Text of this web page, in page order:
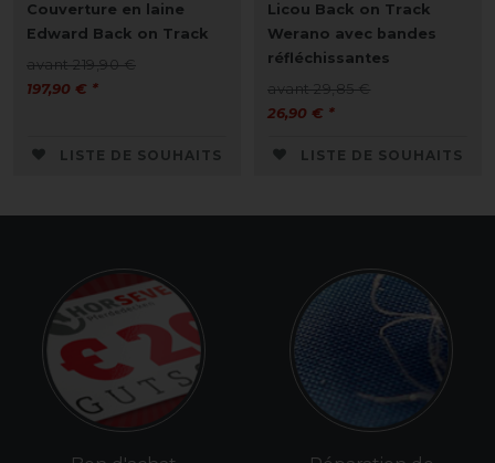
Couverture en laine
Edward Back on Track
avant 219,90 €
197,90 € *
LISTE DE SOUHAITS
Licou Back on Track
Werano avec bandes
réfléchissantes
avant 29,85 €
26,90 € *
LISTE DE SOUHAITS